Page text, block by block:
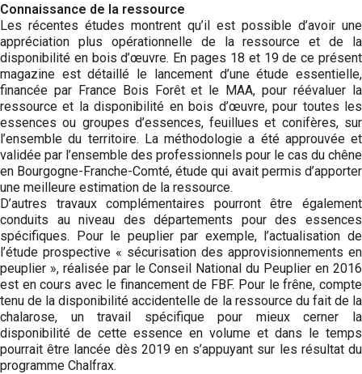
Connaissance de la ressource
Les récentes études montrent qu’il est possible d’avoir une
appréciation plus opérationnelle de la ressource et de la
disponibilité en bois d’œuvre. En pages 18 et 19 de ce présent
magazine est détaillé le lancement d’une étude essentielle,
financée par France Bois Forêt et le MAA, pour réévaluer la
ressource et la disponibilité en bois d’œuvre, pour toutes les
essences ou groupes d’essences, feuillues et conifères, sur
l’ensemble du territoire. La méthodologie a été approuvée et
validée par l’ensemble des professionnels pour le cas du chêne
en Bourgogne-Franche-Comté, étude qui avait permis d’apporter
une meilleure estimation de la ressource.
D’autres travaux complémentaires pourront être également
conduits au niveau des départements pour des essences
spécifiques. Pour le peuplier par exemple, l’actualisation de
l’étude prospective « sécurisation des approvisionnements en
peuplier », réalisée par le Conseil National du Peuplier en 2016
est en cours avec le financement de FBF. Pour le frêne, compte
tenu de la disponibilité accidentelle de la ressource du fait de la
chalarose, un travail spécifique pour mieux cerner la
disponibilité de cette essence en volume et dans le temps
pourrait être lancée dès 2019 en s’appuyant sur les résultat du
programme Chalfrax.